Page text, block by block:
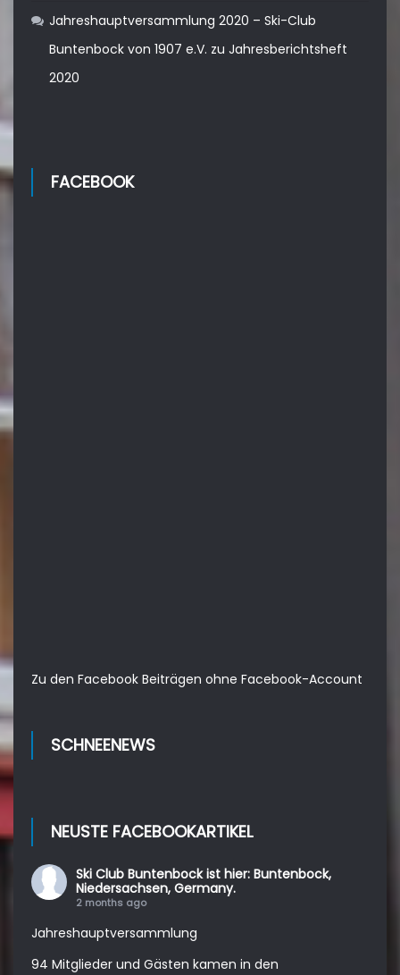
Jahreshauptversammlung 2020 – Ski-Club
Buntenbock von 1907 e.V. zuJahresberichtsheft
2020
FACEBOOK
Zu den Facebook Beiträgen ohne Facebook-Account
SCHNEENEWS
NEUSTE FACEBOOKARTIKEL
Ski Club Buntenbock ist hier: Buntenbock,
Niedersachsen, Germany.
2 months ago
Jahreshauptversammlung
94 Mitglieder und Gästen kamen in den